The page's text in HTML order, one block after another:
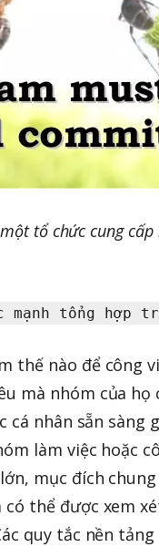
tổ chức cung
tổng hợp
thế nào để công
mà nhóm của
cá nhân sẵn sàng
làm việc hoặc
mục đích
thể được xem
quy tắc nền